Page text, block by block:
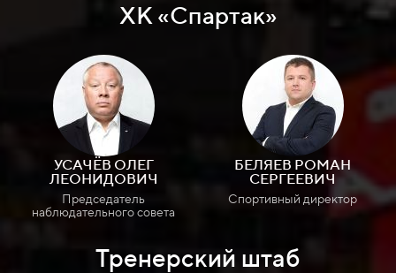
ХК «Спартак»
УСАЧЁВ ОЛЕГ
ЛЕОНИДОВИЧ
Председатель
наблюдательного совета
БЕЛЯЕВ РОМАН
СЕРГЕЕВИЧ
Спортивный директор
Тренерский штаб